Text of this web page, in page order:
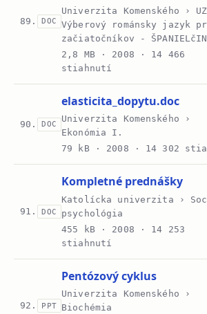
89. DOC
Univerzita Komenského ›
Výberový románsky jazyk
začiatočníkov -
2,8 MB · 2008 · 14 466
stiahnutí
90. DOC
elasticita_dopytu.doc
Univerzita Komenského ›
Ekonómia I.
79 kB · 2008 · 14 302
91. DOC
Kompletné prednášky
Katolícka univerzita ›
psychológia
455 kB · 2008 · 14 253
stiahnutí
92. PPT
Pentózový cyklus
Univerzita Komenského ›
Biochémia